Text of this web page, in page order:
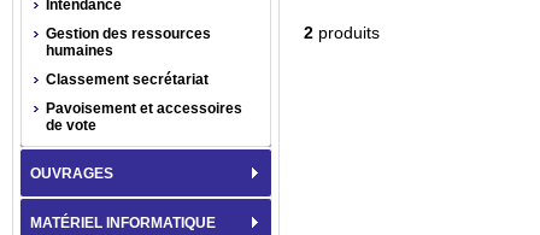
2 produits
Intendance
Gestion des ressources
humaines
Classement secrétariat
Pavoisement et accessoires
de vote
OUVRAGES
MATÉRIEL INFORMATIQUE